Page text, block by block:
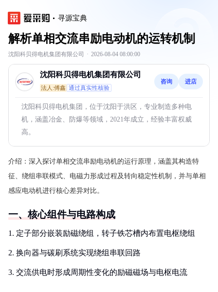
寻源宝典
解析单相交流串励电动机的运转机制
沈阳科贝得电机集团有限公司 · 2026-08-04 08:00:00
沈阳科贝得电机集团有限公司
法人:傅鑫 通过真实性核验
咨询 进店
沈阳科贝得电机集团，位于沈阳于洪区，专业制造多种电
机，涵盖冶金、防爆等领域，2021年成立，经验丰富权威
高。
介绍： 深入探讨单相交流串励电动机的运行原理，涵盖其构造特
征、绕组串联模式、电磁力形成过程及转向稳定性机制，并与单相
感应电动机进行核心差异对比。
一、核心组件与电路构成
1. 定子部分嵌装励磁绕组，转子铁芯槽内布置电枢绕组
2. 换向器与碳刷系统实现绕组串联回路
3. 交流供电时形成周期性变化的励磁磁场与电枢电流